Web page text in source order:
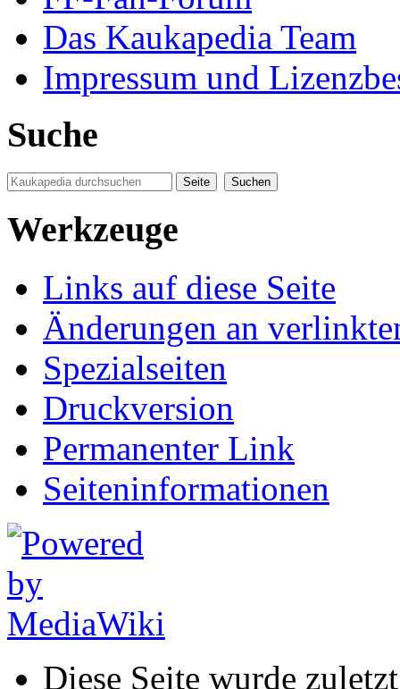
Das Kaukapedia Team
Impressum und
Suche
Werkzeuge
Links auf diese Seite
Änderungen an
Spezialseiten
Druckversion
Permanenter Link
Seiten­informationen
Diese Seite wurde